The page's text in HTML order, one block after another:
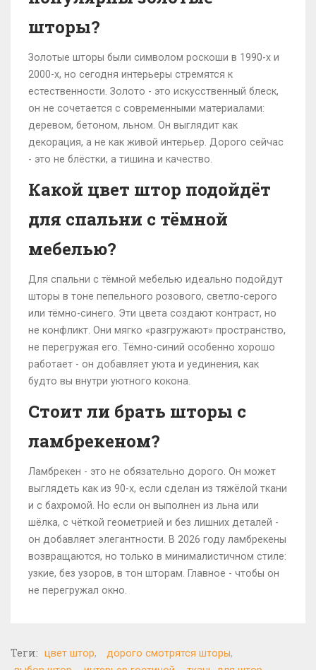
шторы?
Золотые шторы были символом роскоши в 1990-х и
2000-х, но сегодня интерьеры стремятся к
естественности. Золото - это искусственный блеск,
он не сочетается с современными материалами:
деревом, бетоном, льном. Он выглядит как
декорация, а не как живой интерьер. Дорого сейчас
- это не блёстки, а тишина и качество.
Какой цвет штор подойдёт
для спальни с тёмной
мебелью?
Для спальни с тёмной мебелью идеально подойдут
шторы в тоне пепельного розового, светло-серого
или тёмно-синего. Эти цвета создают контраст, но
не конфликт. Они мягко «разгружают» пространство,
не перегружая его. Тёмно-синий особенно хорошо
работает - он добавляет уюта и уединения, как
будто вы внутри уютного кокона.
Стоит ли брать шторы с
ламбрекеном?
Ламбрекен - это не обязательно дорого. Он может
выглядеть как из 90-х, если сделан из тяжёлой ткани
и с бахромой. Но если он выполнен из льна или
шёлка, с чёткой геометрией и без лишних деталей -
он добавляет элегантности. В 2026 году ламбрекены
возвращаются, но только в минималистичном стиле:
узкие, без узоров, в тон шторам. Главное - чтобы он
не перегружал окно.
Теги: цвет штор
дорого смотрятся шторы